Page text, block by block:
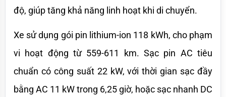
độ, giúp tăng khả năng linh hoạt khi di chuyển.
Xe sử dụng gói pin lithium-ion 118 kWh, cho phạm
vi hoạt động từ 559-611 km. Sạc pin AC tiêu
chuẩn có công suất 22 kW, với thời gian sạc đầy
bằng AC 11 kW trong 6,25 giờ, hoặc sạc nhanh DC